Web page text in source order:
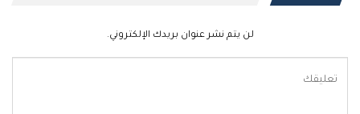
لن يتم نشر عنوان بريدك الإلكتروني.